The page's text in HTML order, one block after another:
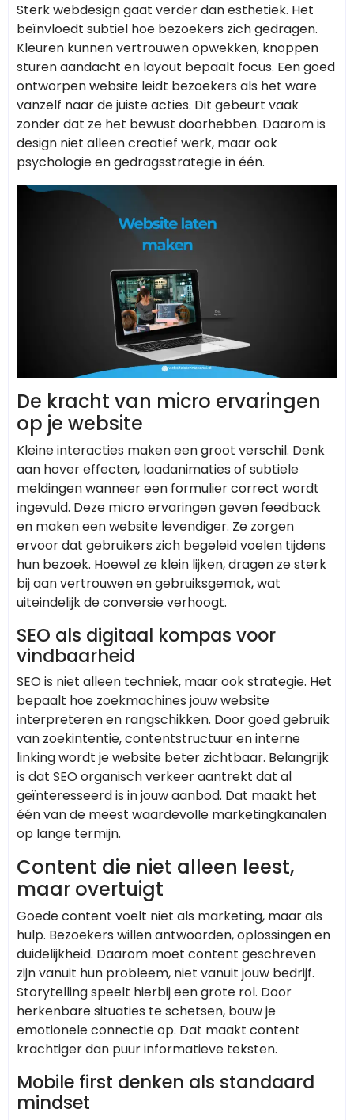
Sterk webdesign gaat verder dan esthetiek. Het
beïnvloedt subtiel hoe bezoekers zich gedragen.
Kleuren kunnen vertrouwen opwekken, knoppen
sturen aandacht en layout bepaalt focus. Een goed
ontworpen website leidt bezoekers als het ware
vanzelf naar de juiste acties. Dit gebeurt vaak
zonder dat ze het bewust doorhebben. Daarom is
design niet alleen creatief werk, maar ook
psychologie en gedragsstrategie in één.
De kracht van micro ervaringen
op je website
Kleine interacties maken een groot verschil. Denk
aan hover effecten, laadanimaties of subtiele
meldingen wanneer een formulier correct wordt
ingevuld. Deze micro ervaringen geven feedback
en maken een website levendiger. Ze zorgen
ervoor dat gebruikers zich begeleid voelen tijdens
hun bezoek. Hoewel ze klein lijken, dragen ze sterk
bij aan vertrouwen en gebruiksgemak, wat
uiteindelijk de conversie verhoogt.
SEO als digitaal kompas voor
vindbaarheid
SEO is niet alleen techniek, maar ook strategie. Het
bepaalt hoe zoekmachines jouw website
interpreteren en rangschikken. Door goed gebruik
van zoekintentie, contentstructuur en interne
linking wordt je website beter zichtbaar. Belangrijk
is dat SEO organisch verkeer aantrekt dat al
geïnteresseerd is in jouw aanbod. Dat maakt het
één van de meest waardevolle marketingkanalen
op lange termijn.
Content die niet alleen leest,
maar overtuigt
Goede content voelt niet als marketing, maar als
hulp. Bezoekers willen antwoorden, oplossingen en
duidelijkheid. Daarom moet content geschreven
zijn vanuit hun probleem, niet vanuit jouw bedrijf.
Storytelling speelt hierbij een grote rol. Door
herkenbare situaties te schetsen, bouw je
emotionele connectie op. Dat maakt content
krachtiger dan puur informatieve teksten.
Mobile first denken als standaard
mindset